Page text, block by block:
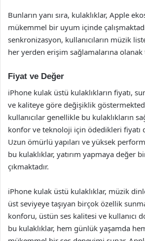
Bunların yanı sıra, kulaklıklar, Apple
mükemmel bir uyum içinde
senkronizasyon, kullanıcıların müzik
her yerden erişim sağlamalarına olanak
Fiyat ve Değer
iPhone kulak üstü kulaklıkların fiyatı,
ve kaliteye göre değişiklik
kullanıcılar genellikle bu kulaklıkların
konfor ve teknoloji için ödedikleri fiyatı
Uzun ömürlü yapıları ve yüksek
bu kulaklıklar, yatırım yapmaya değer
çıkmaktadır.
iPhone kulak üstü kulaklıklar, müzik
üst seviyeye taşıyan birçok özellik
konforu, üstün ses kalitesi ve kullanıcı
bu kulaklıklar, hem günlük yaşamda